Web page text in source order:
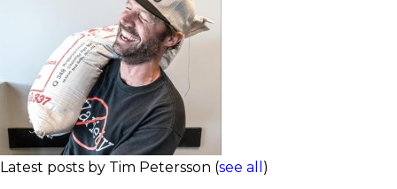
Latest posts by Tim Petersson (see all )